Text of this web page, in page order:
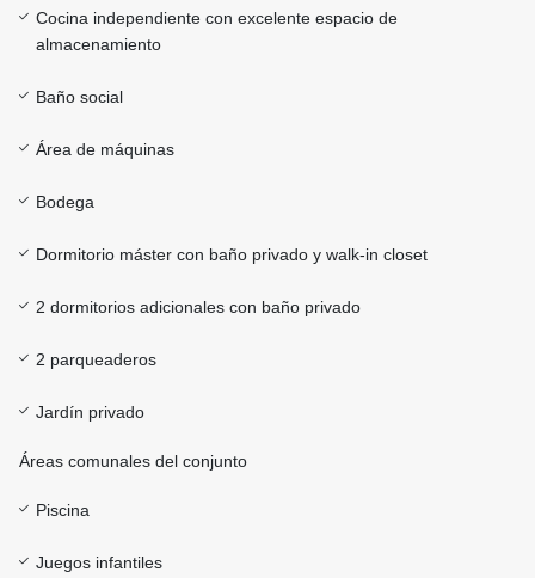
Cocina independiente con excelente espacio de
almacenamiento
Baño social
Área de máquinas
Bodega
Dormitorio máster con baño privado y walk-in closet
2 dormitorios adicionales con baño privado
2 parqueaderos
Jardín privado
Áreas comunales del conjunto
Piscina
Juegos infantiles